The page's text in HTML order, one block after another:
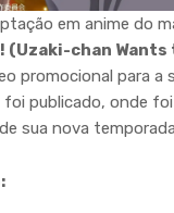
em anime do
(Uzaki-chan Wants
promocional para a
foi publicado, onde
sua nova